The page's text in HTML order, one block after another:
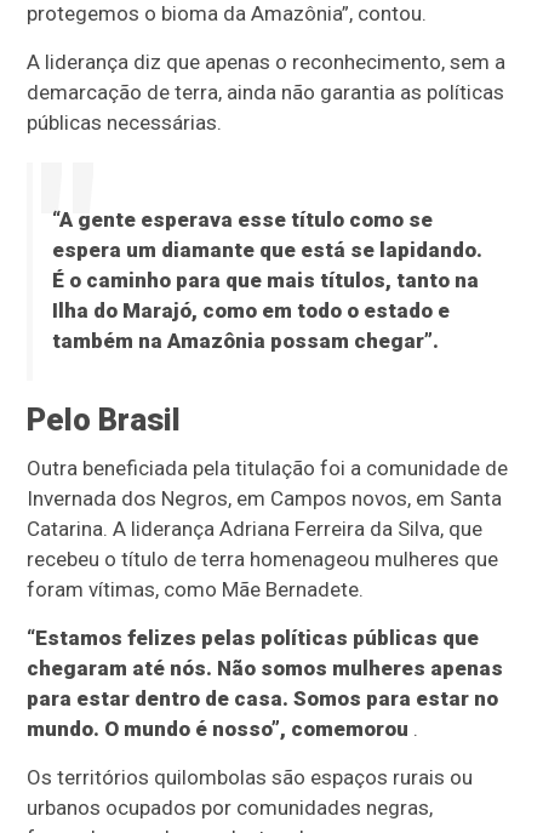
protegemos o bioma da Amazônia”, contou.
A liderança diz que apenas o reconhecimento, sem a
demarcação de terra, ainda não garantia as políticas
públicas necessárias.
“A gente esperava esse título como se
espera um diamante que está se lapidando.
É o caminho para que mais títulos, tanto na
Ilha do Marajó, como em todo o estado e
também na Amazônia possam chegar”.
Pelo Brasil
Outra beneficiada pela titulação foi a comunidade de
Invernada dos Negros, em Campos novos, em Santa
Catarina. A liderança Adriana Ferreira da Silva, que
recebeu o título de terra homenageou mulheres que
foram vítimas, como Mãe Bernadete.
“Estamos felizes pelas políticas públicas que
chegaram até nós. Não somos mulheres apenas
para estar dentro de casa. Somos para estar no
mundo. O mundo é nosso”, comemorou .
Os territórios quilombolas são espaços rurais ou
urbanos ocupados por comunidades negras,